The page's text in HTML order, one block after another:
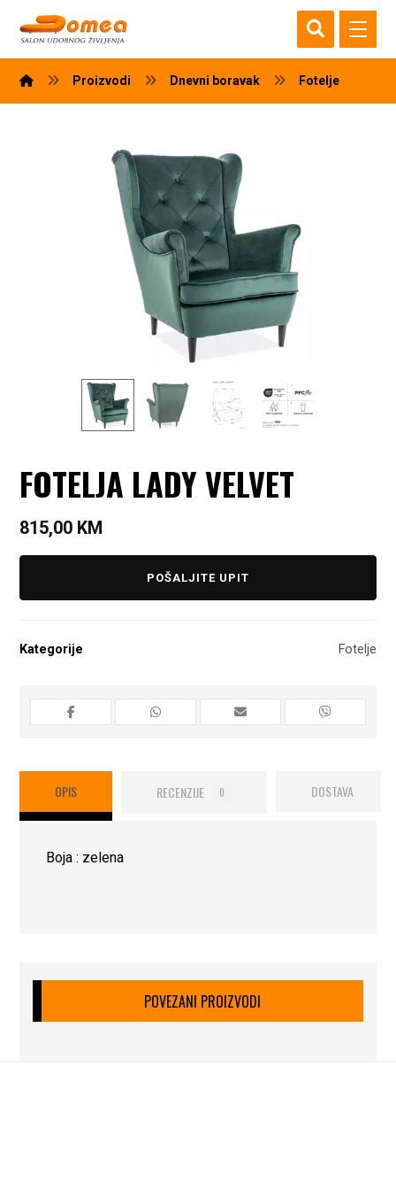
Proizvodi Dnevni boravak Fotelje
FOTELJA LADY VELVET
815,00 KM
POŠALJITE UPIT
Kategorije Fotelje
OPIS RECENZIJE 0 DOSTAVA
Boja : zelena
POVEZANI PROIZVODI